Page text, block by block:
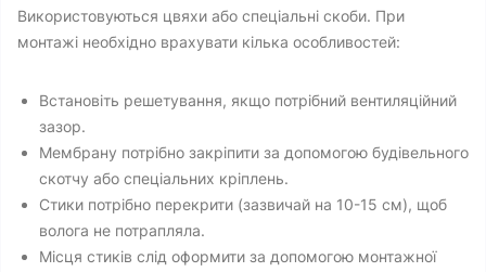
Використовуються цвяхи або спеціальні скоби. При
монтажі необхідно врахувати кілька особливостей:
Встановіть решетування, якщо потрібний вентиляційний
зазор.
Мембрану потрібно закріпити за допомогою будівельного
скотчу або спеціальних кріплень.
Стики потрібно перекрити (зазвичай на 10-15 см), щоб
волога не потрапляла.
Місця стиків слід оформити за допомогою монтажної